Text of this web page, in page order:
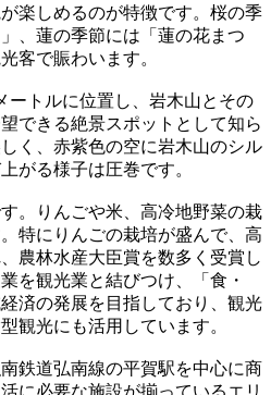
楽しめるのが特徴です。桜の季
、蓮の季節には「蓮の花まつ
客で賑わいます。
ートルに位置し、岩木山とその
できる絶景スポットとして知ら
く、赤紫色の空に岩木山のシル
がる様子は圧巻です。
。りんごや米、高冷地野菜の栽
特にりんごの栽培が盛んで、高
農林水産大臣賞を数多く受賞し
を観光業と結びつけ、「食・
済の発展を目指しており、観光
観光にも活用しています。
鉄道弘南線の平賀駅を中心に商
に必要な施設が揃っているエリ